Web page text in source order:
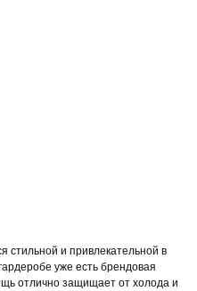
стильной и привлекательной в
уже есть брендовая
отлично защищает от холода и